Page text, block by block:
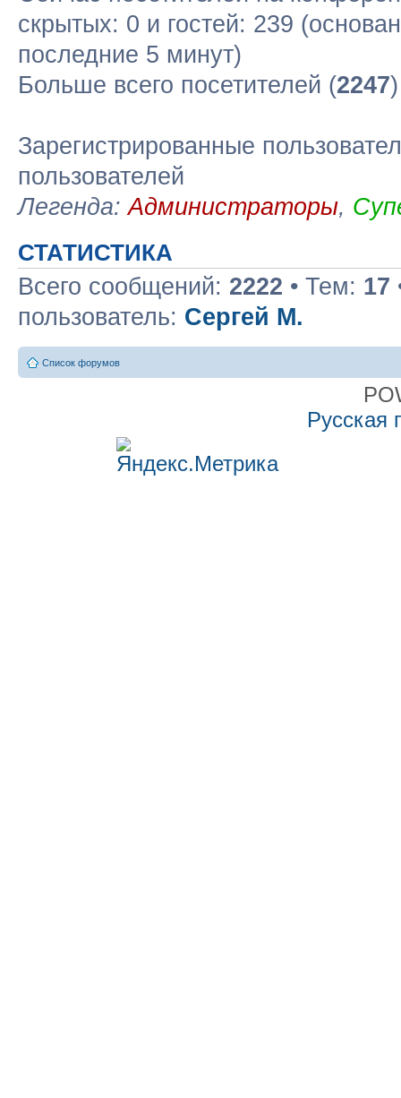
скрытых: 0 и гостей: 239
последние 5 минут)
Больше всего посетителей (2247
Зарегистрированные
пользователей
Легенда:Администраторы,
СТАТИСТИКА
Всего сообщений: 2222 • Тем: 17
пользователь: Сергей М.
Список форумов
Русская